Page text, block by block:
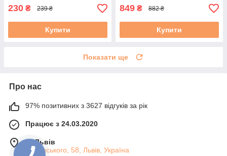
230 ₴ 239 ₴
Купити
849 ₴ 882 ₴
Купити
Показати ще
Про нас
97% позитивних з 3627 відгуків за рік
Працює з 24.03.2020
м. Львів
Липинського, 58, Львів, Україна